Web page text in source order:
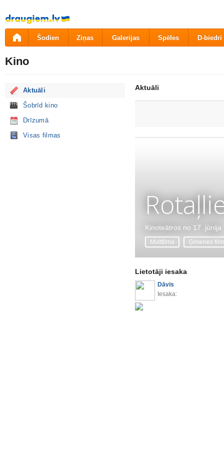
Pāriet
uz
saturu
Šodien Ziņas Galerijas Spēles D-biedri
Kino
Aktuāli
Šobrīd kino
Drīzumā
Visas filmas
Aktuāli
Kinoteātros no 17. jūnija
Multfilma Ģimenes
Lietotāji iesaka
Dāvis
Iesaka: